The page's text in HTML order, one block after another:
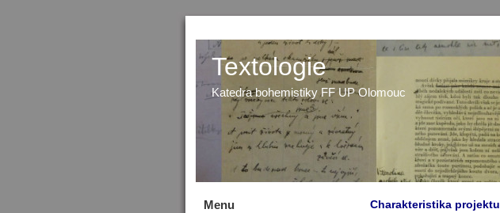
Textologie
Katedra bohemistiky FF UP Olomouc
Charakteristika projektu
Menu